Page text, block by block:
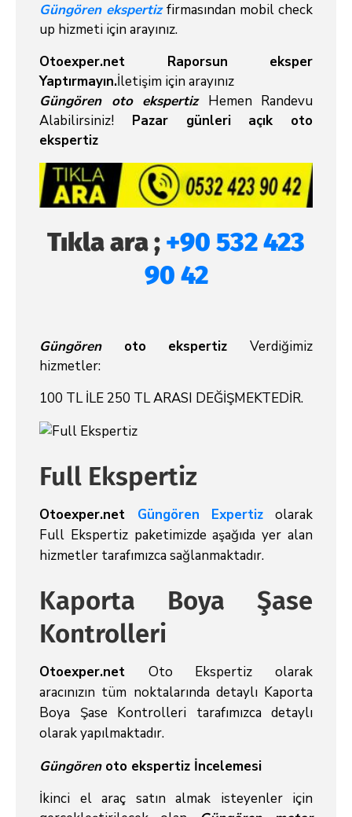
Güngören ekspertizfirmasından mobil check
up hizmeti için arayınız.
Otoexper.net Raporsun eksper
Yaptırmayın.İletişim için arayınız
Güngören oto ekspertiz Hemen Randevu
Alabilirsiniz! Pazar günleri açık oto
ekspertiz
Tıkla ara ; +90 532 423
90 42
Güngören oto ekspertizVerdiğimiz
hizmetler:
100 TL İLE 250 TL ARASI DEĞİŞMEKTEDİR.
Full Ekspertiz
Otoexper.net Güngören Expertiz olarak
Full Ekspertiz paketimizde aşağıda yer alan
hizmetler tarafımızca sağlanmaktadır.
Kaporta Boya Şase
Kontrolleri
Otoexper.net Oto Ekspertiz olarak
aracınızın tüm noktalarında detaylı Kaporta
Boya Şase Kontrolleri tarafımızca detaylı
olarak yapılmaktadır.
Güngören oto ekspertiz İncelemesi
İkinci el araç satın almak isteyenler için